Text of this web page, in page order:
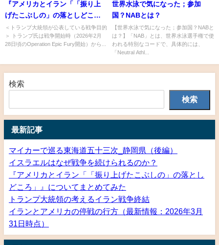
『アメリカとイラン「「振り上
げたこぶしの」の落としどこ
ろ」』についてまとめてみた
＜トランプ大統領が公表している戦争目的
＞ トランプ氏は戦争開始時（2026年2月
28日頃のOperation Epic Fury開始）から...
世界水泳で気になった；参加
国？NABとは？
【世界水泳で気になった；参加国？NABと
は？】「NAB」とは、世界水泳選手権で使
われる特別なコードで、具体的には、
「Neutral Athl...
検索
検索
最新記事
マイカーで巡る東海道五十三次_静岡県（後編）
イスラエルはなぜ戦争を続けられるのか？
『アメリカとイラン「「振り上げたこぶしの」の落とし
どころ」』についてまとめてみた
トランプ大統領の考えるイラン戦争終結
イランとアメリカの停戦の行方（最新情報：2026年3月
31日時点）